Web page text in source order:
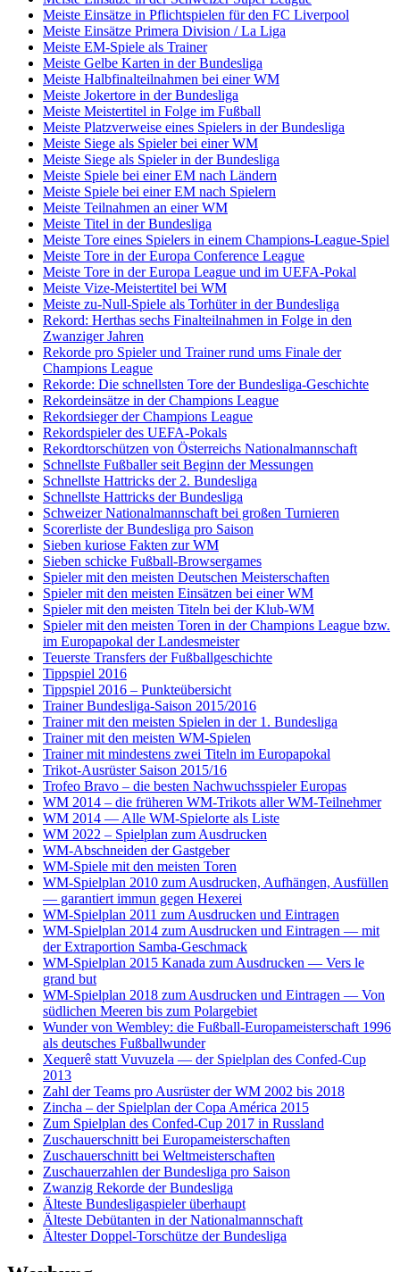
Meiste Einsätze in Pflichtspielen für den FC Liverpool
Meiste Einsätze Primera Division / La Liga
Meiste EM-Spiele als Trainer
Meiste Gelbe Karten in der Bundesliga
Meiste Halbfinalteilnahmen bei einer WM
Meiste Jokertore in der Bundesliga
Meiste Meistertitel in Folge im Fußball
Meiste Platzverweise eines Spielers in der Bundesliga
Meiste Siege als Spieler bei einer WM
Meiste Siege als Spieler in der Bundesliga
Meiste Spiele bei einer EM nach Ländern
Meiste Spiele bei einer EM nach Spielern
Meiste Teilnahmen an einer WM
Meiste Titel in der Bundesliga
Meiste Tore eines Spielers in einem Champions-League-Spiel
Meiste Tore in der Europa Conference League
Meiste Tore in der Europa League und im UEFA-Pokal
Meiste Vize-Meistertitel bei WM
Meiste zu-Null-Spiele als Torhüter in der Bundesliga
Rekord: Herthas sechs Finalteilnahmen in Folge in den
Zwanziger Jahren
Rekorde pro Spieler und Trainer rund ums Finale der
Champions League
Rekorde: Die schnellsten Tore der Bundesliga-Geschichte
Rekordeinsätze in der Champions League
Rekordsieger der Champions League
Rekordspieler des UEFA-Pokals
Rekordtorschützen von Österreichs Nationalmannschaft
Schnellste Fußballer seit Beginn der Messungen
Schnellste Hattricks der 2. Bundesliga
Schnellste Hattricks der Bundesliga
Schweizer Nationalmannschaft bei großen Turnieren
Scorerliste der Bundesliga pro Saison
Sieben kuriose Fakten zur WM
Sieben schicke Fußball-Browsergames
Spieler mit den meisten Deutschen Meisterschaften
Spieler mit den meisten Einsätzen bei einer WM
Spieler mit den meisten Titeln bei der Klub-WM
Spieler mit den meisten Toren in der Champions League bzw.
im Europapokal der Landesmeister
Teuerste Transfers der Fußballgeschichte
Tippspiel 2016
Tippspiel 2016 – Punkteübersicht
Trainer Bundesliga-Saison 2015/2016
Trainer mit den meisten Spielen in der 1. Bundesliga
Trainer mit den meisten WM-Spielen
Trainer mit mindestens zwei Titeln im Europapokal
Trikot-Ausrüster Saison 2015/16
Trofeo Bravo – die besten Nachwuchsspieler Europas
WM 2014 – die früheren WM-Trikots aller WM-Teilnehmer
WM 2014 — Alle WM-Spielorte als Liste
WM 2022 – Spielplan zum Ausdrucken
WM-Abschneiden der Gastgeber
WM-Spiele mit den meisten Toren
WM-Spielplan 2010 zum Ausdrucken, Aufhängen, Ausfüllen
— garantiert immun gegen Hexerei
WM-Spielplan 2011 zum Ausdrucken und Eintragen
WM-Spielplan 2014 zum Ausdrucken und Eintragen — mit
der Extraportion Samba-Geschmack
WM-Spielplan 2015 Kanada zum Ausdrucken — Vers le
grand but
WM-Spielplan 2018 zum Ausdrucken und Eintragen — Von
südlichen Meeren bis zum Polargebiet
Wunder von Wembley: die Fußball-Europameisterschaft 1996
als deutsches Fußballwunder
Xequerê statt Vuvuzela — der Spielplan des Confed-Cup
2013
Zahl der Teams pro Ausrüster der WM 2002 bis 2018
Zincha – der Spielplan der Copa América 2015
Zum Spielplan des Confed-Cup 2017 in Russland
Zuschauerschnitt bei Europameisterschaften
Zuschauerschnitt bei Weltmeisterschaften
Zuschauerzahlen der Bundesliga pro Saison
Zwanzig Rekorde der Bundesliga
Älteste Bundesligaspieler überhaupt
Älteste Debütanten in der Nationalmannschaft
Ältester Doppel-Torschütze der Bundesliga